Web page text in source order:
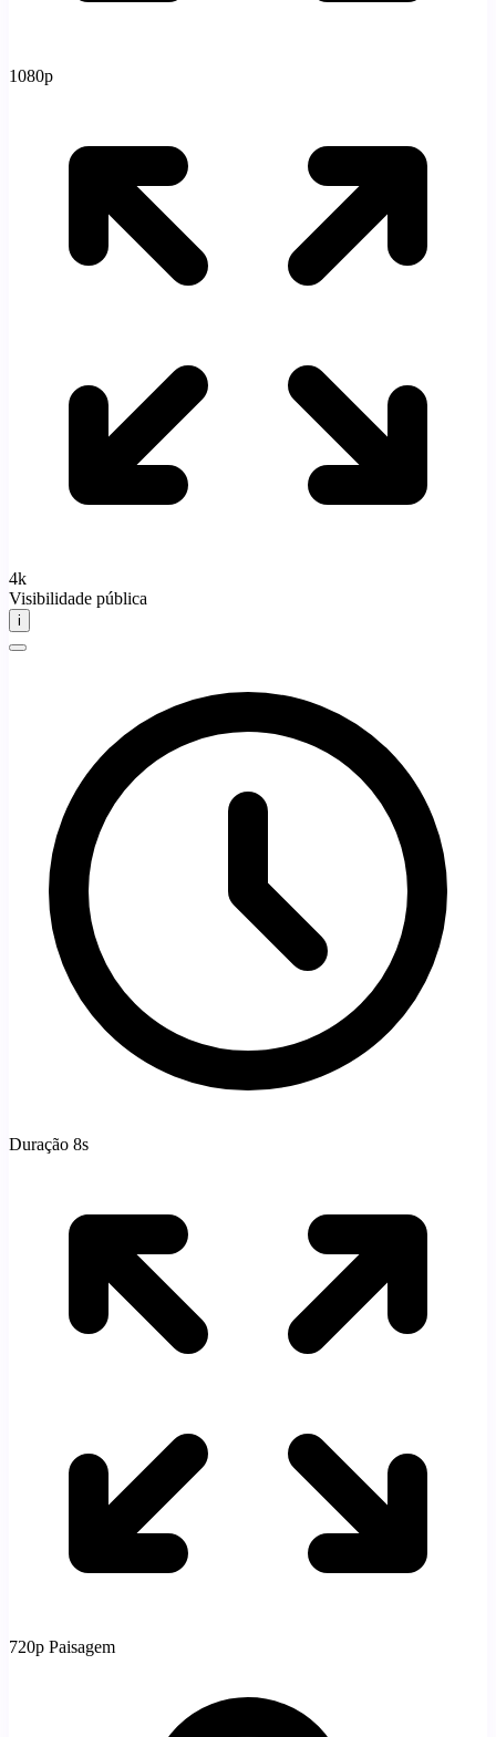
1080p
4k
Visibilidade pública
i
Duração 8s
720p Paisagem